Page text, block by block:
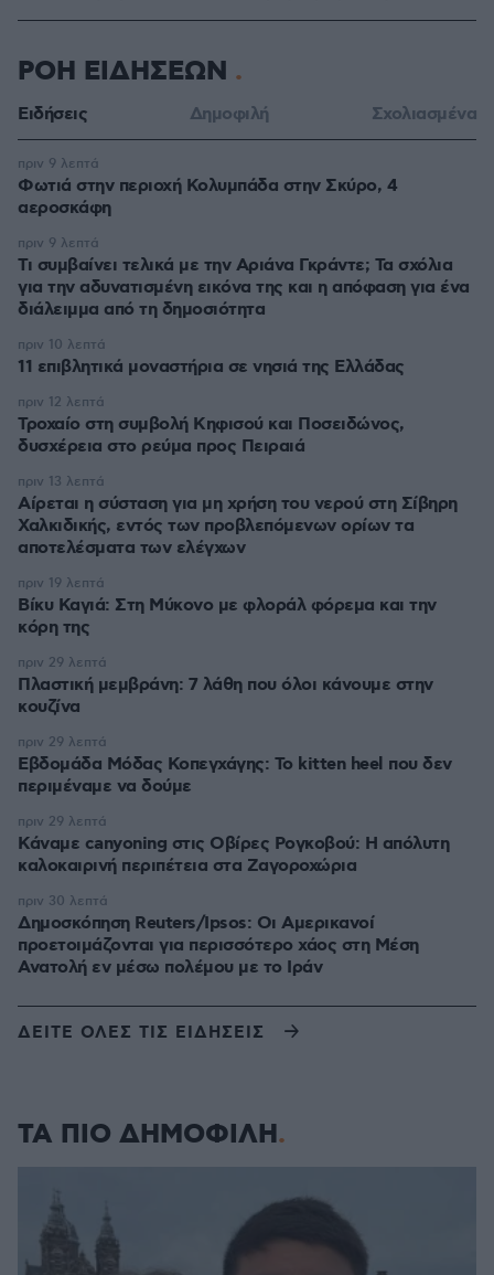
ΡΟΗ ΕΙΔΗΣΕΩΝ
Ειδήσεις Δημοφιλή Σχολιασμένα
Φωτιά στην περιοχή Κολυμπάδα στην Σκύρο, 4
αεροσκάφη
πριν 9 λεπτά
Τι συμβαίνει τελικά με την Αριάνα Γκράντε; Τα σχόλια
για την αδυνατισμένη εικόνα της και η απόφαση για ένα
διάλειμμα από τη δημοσιότητα
πριν 9 λεπτά
11 επιβλητικά μοναστήρια σε νησιά της Ελλάδας
πριν 10 λεπτά
Τροχαίο στη συμβολή Κηφισού και Ποσειδώνος,
δυσχέρεια στο ρεύμα προς Πειραιά
πριν 12 λεπτά
Αίρεται η σύσταση για μη χρήση του νερού στη Σίβηρη
Χαλκιδικής, εντός των προβλεπόμενων ορίων τα
αποτελέσματα των ελέγχων
πριν 13 λεπτά
Βίκυ Καγιά: Στη Μύκονο με φλοράλ φόρεμα και την
κόρη της
πριν 19 λεπτά
Πλαστική μεμβράνη: 7 λάθη που όλοι κάνουμε στην
κουζίνα
πριν 29 λεπτά
Εβδομάδα Μόδας Κοπεγχάγης: Το kitten heel που δεν
περιμέναμε να δούμε
πριν 29 λεπτά
Κάναμε canyoning στις Οβίρες Ρογκοβού: Η απόλυτη
καλοκαιρινή περιπέτεια στα Ζαγοροχώρια
πριν 29 λεπτά
Δημοσκόπηση Reuters/Ipsos: Οι Αμερικανοί
προετοιμάζονται για περισσότερο χάος στη Μέση
Ανατολή εν μέσω πολέμου με το Ιράν
πριν 30 λεπτά
ΔΕΙΤΕ ΟΛΕΣ ΤΙΣ ΕΙΔΗΣΕΙΣ
ΤΑ ΠΙΟ ΔΗΜΟΦΙΛΗ